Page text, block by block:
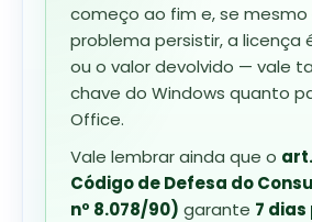
começo ao fim e, se mesmo
problema persistir, a licença
ou o valor devolvido — vale
chave do Windows quanto
Office.
Vale lembrar ainda que o
Código de Defesa do
nº 8.078/90) garante 7